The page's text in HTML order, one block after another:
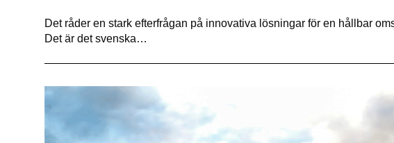
Det råder en stark efterfrågan på innovativa lösningar för en hållbar
Det är det svenska…